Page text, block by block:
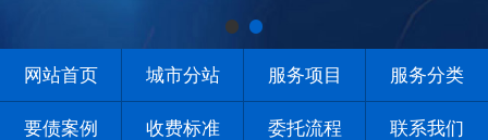
网站首页 城市分站 服务项目 服务分类
要债案例 收费标准 委托流程 联系我们